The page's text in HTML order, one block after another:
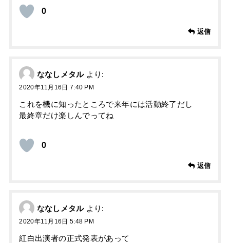
0
返信
ななしメタル より:
2020年11月16日 7:40 PM
これを機に知ったところで来年には活動終了だし
最終章だけ楽しんでってね
0
返信
ななしメタル より:
2020年11月16日 5:48 PM
紅白出演者の正式発表があって